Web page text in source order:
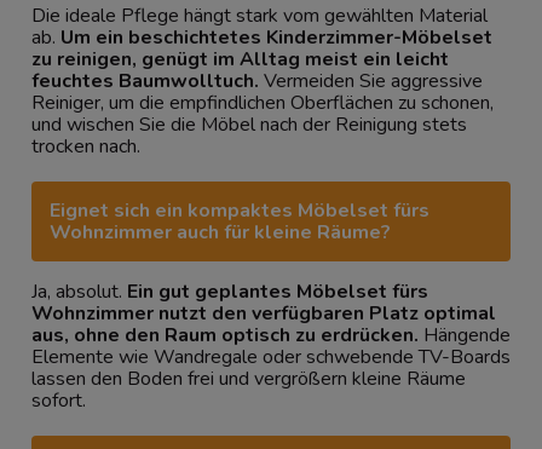
Die ideale Pflege hängt stark vom gewählten Material
ab. Um ein beschichtetes Kinderzimmer-Möbelset
zu reinigen, genügt im Alltag meist ein leicht
feuchtes Baumwolltuch. Vermeiden Sie aggressive
Reiniger, um die empfindlichen Oberflächen zu schonen,
und wischen Sie die Möbel nach der Reinigung stets
trocken nach.
Eignet sich ein kompaktes Möbelset fürs
Wohnzimmer auch für kleine Räume?
Ja, absolut. Ein gut geplantes Möbelset fürs
Wohnzimmer nutzt den verfügbaren Platz optimal
aus, ohne den Raum optisch zu erdrücken. Hängende
Elemente wie Wandregale oder schwebende TV-Boards
lassen den Boden frei und vergrößern kleine Räume
sofort.